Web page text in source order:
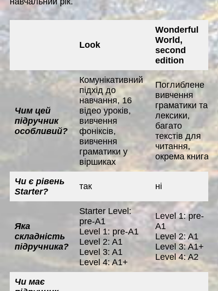
Look
Wonderful
World,
second
edition
Чим цей
підручник
особливий?
Комунікативний
підхід до
навчання, 16
відео уроків,
вивчення
фоніксів,
вивчення
граматики у
віршиках
Поглиблене
вивчення
граматики та
лексики,
багато
текстів для
читання,
окрема книга
Чи є рівень
Starter?
так ні
Яка
складність
підручника?
Starter Level:
pre-A1
Level 1: pre-A1
Level 2: A1
Level 3: A1
Level 4: A1+
Level 1: pre-
A1
Level 2: A1
Level 3: A1+
Level 4: A2
Чи має